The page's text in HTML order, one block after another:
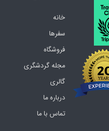
خانه
سفرها
فروشگاه
مجله گردشگری
گالری
درباره ما
تماس با ما